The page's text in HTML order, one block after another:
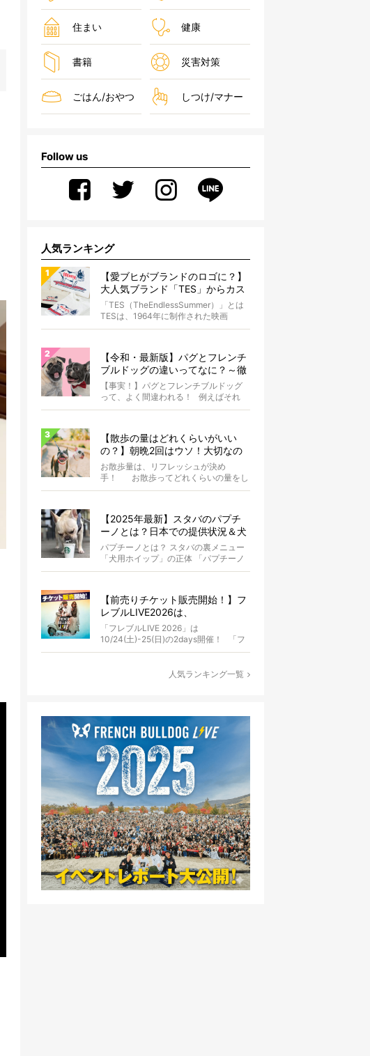
住まい 健康
書籍 災害対策
ごはん/おやつ しつけ/マナー
Follow us
人気ランキング
【愛ブヒがブランドのロゴに？】
大人気ブランド「TES」からカス
タムオーダーが誕生！
「TES（TheEndlessSummer）」とは
TESは、1964年に制作された映画
『The...
【令和・最新版】パグとフレンチ
ブルドッグの違いってなに？～徹
底解説～
【事実！】パグとフレンチブルドッグ
って、よく間違われる！ 例えばそれ
は、愛ブヒとのお散歩中。 &...
【散歩の量はどれくらいがいい
の？】朝晩2回はウソ！大切なの
は運動量より「リフレッシュ」〜
お散歩にまつわる疑問FAQつき〜
お散歩量は、リフレッシュが決め
手！ お散歩ってどれくらいの量をし
たらいいのか迷いませんか？ よ...
【2025年最新】スタバのパプチ
ーノとは？日本での提供状況＆犬
同伴OK店舗一覧も紹介！
パプチーノとは？ スタバの裏メニュー
「犬用ホイップ」の正体 「パプチーノ
（Puppuccino）」とは、紙コッ...
【前売りチケット販売開始！】フ
レブルLIVE2026は、
10/24(土)-25(日)開催！フレブル
だらけのキャンプ・前夜祭・バス
プランも新登場!?
「フレブルLIVE 2026」は
10/24(土)-25(日)の2days開催！ 「フ
レブルLIV...
人気ランキング一覧